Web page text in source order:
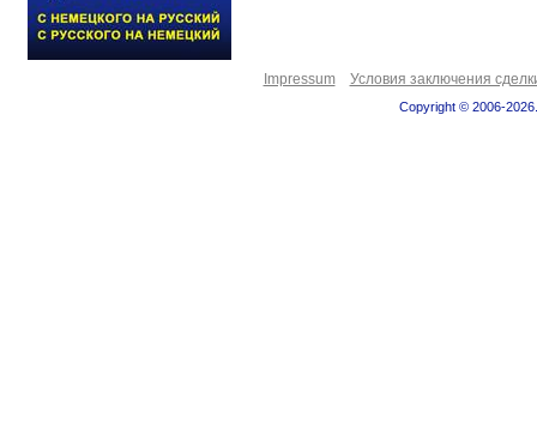
Impressum Условия заключения
Copyright © 2006-